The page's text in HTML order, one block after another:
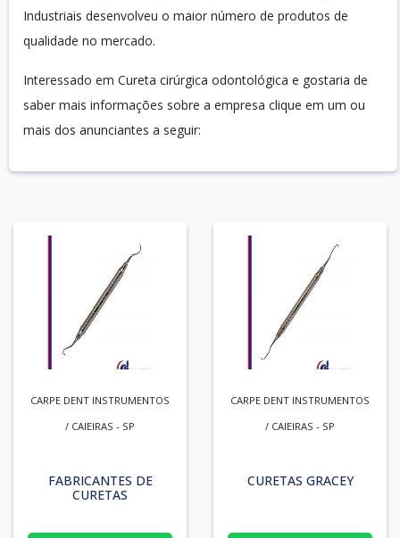
Industriais desenvolveu o maior número de produtos de
qualidade no mercado.
Interessado em Cureta cirúrgica odontológica e gostaria de
saber mais informações sobre a empresa clique em um ou
mais dos anunciantes a seguir:
CARPE DENT INSTRUMENTOS
/ CAIEIRAS - SP
FABRICANTES DE
CURETAS
CARPE DENT INSTRUMENTOS
/ CAIEIRAS - SP
CURETAS GRACEY